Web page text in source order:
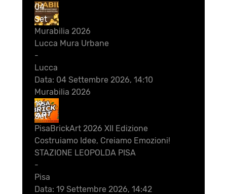
04
Set
Murabilia 2026
Lucca Mura Urbane
-
Lucca
Data: 04 Settembre 2026, 14:10
Murabilia 2026
19
Set
PisaBrickArt 2026 XII Edizione
Costruiamo Idee, Creiamo Emozioni!
STAZIONE LEOPOLDA PISA
-
Pisa
Data: 19 Settembre 2026, 14:42